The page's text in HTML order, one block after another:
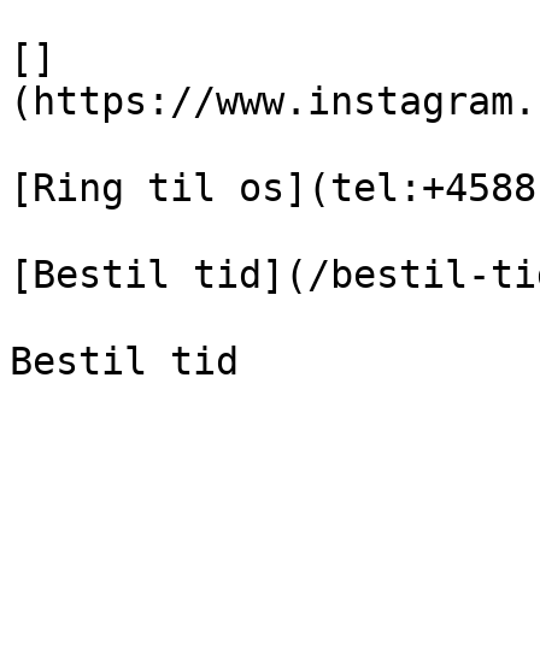
[]
(https://
[Ring til
[Bestil tid](/bestil-
Bestil tid